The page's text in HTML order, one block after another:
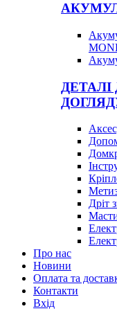
ДЕТАЛІ
Дріт
Про нас
Новини
Оплата та
Контакти
Вхiд